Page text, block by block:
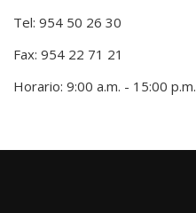
Tel: 954 50 26 30
Fax: 954 22 71 21
Horario: 9:00 a.m. - 15:00 p.m.